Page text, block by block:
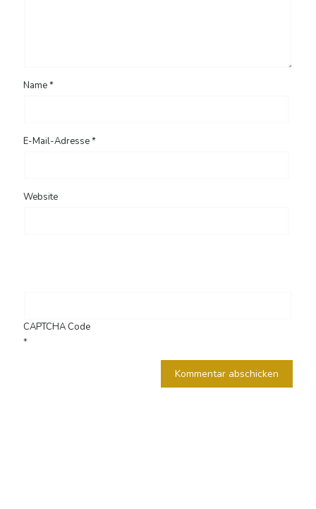
Name*
E-Mail-Adresse*
Website
CAPTCHA Code
*